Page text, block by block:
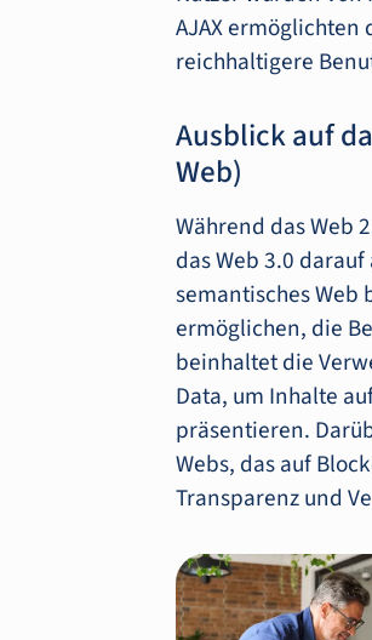
AJAX
reichhaltigere
Ausblick auf
Web)
Während das Web
das Web 3.0
semantisches Web
ermöglichen, die
beinhaltet die
Data, um Inhalte
präsentieren.
Webs, das auf
Transparenz und